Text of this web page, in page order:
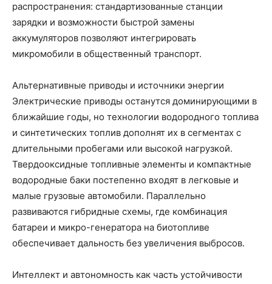
распространения: стандартизованные станции
зарядки и возможности быстрой замены
аккумуляторов позволяют интегрировать
микромобили в общественный транспорт.
Альтернативные приводы и источники энергии
Электрические приводы останутся доминирующими в
ближайшие годы, но технологии водородного топлива
и синтетических топлив дополнят их в сегментах с
длительными пробегами или высокой нагрузкой.
Твердооксидные топливные элементы и компактные
водородные баки постепенно входят в легковые и
малые грузовые автомобили. Параллельно
развиваются гибридные схемы, где комбинация
батареи и микро-генератора на биотопливе
обеспечивает дальность без увеличения выбросов.
Интеллект и автономность как часть устойчивости